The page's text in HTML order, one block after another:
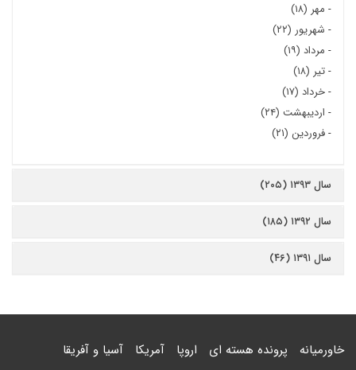
- مهر (۱۸)
- شهریور (۲۲)
- مرداد (۱۹)
-تیر (۱۸)
-خرداد (۱۷)
- اردیبهشت (۲۴)
-فروردین (۲۱)
سال ۱۳۹۳ (۲۰۵)
سال ۱۳۹۲ (۱۸۵)
سال ۱۳۹۱ (۴۶)
خاورمیانه پرونده هسته ای اروپا آمریکا آسیا و آفریقا